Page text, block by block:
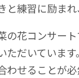
と練習に励ま
の花コンサー
ただいていま
わせることが